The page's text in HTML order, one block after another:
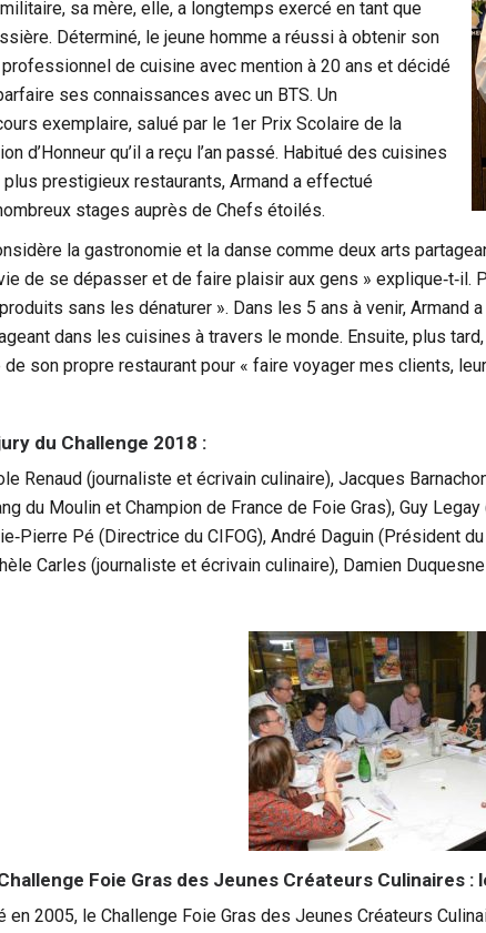
sa mère, elle, a longtemps exercé en tant que
Déterminé, le jeune homme a réussi à obtenir son
de cuisine avec mention à 20 ans et décidé
ses connaissances avec un BTS. Un
exemplaire, salué par le 1er Prix Scolaire de la
d’Honneur qu’il a reçu l’an passé. Habitué des cuisines
prestigieux restaurants, Armand a effectué
stages auprès de Chefs étoilés.
la gastronomie et la danse comme deux arts
de se dépasser et de faire plaisir aux gens »
sans les dénaturer ». Dans les 5 ans à venir, Armand
dans les cuisines à travers le monde. Ensuite, plus tard,
son propre restaurant pour « faire voyager mes clients,
du Challenge 2018 :
Renaud (journaliste et écrivain culinaire), Jacques
du Moulin et Champion de France de Foie Gras), Guy
Pé (Directrice du CIFOG), André Daguin (Président
Carles (journaliste et écrivain culinaire), Damien
Foie Gras des Jeunes Créateurs Culinaires :
en 2005, le Challenge Foie Gras des Jeunes Créateurs